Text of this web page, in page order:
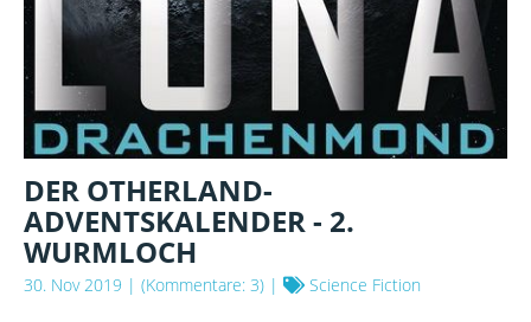
DER OTHERLAND-
ADVENTSKALENDER - 2.
WURMLOCH
30. Nov 2019 | (Kommentare: 3) | Science Fiction